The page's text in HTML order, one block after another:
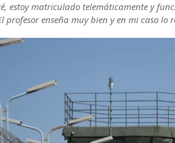
estoy matriculado telemáticamente y
profesor enseña muy bien y en mi caso lo